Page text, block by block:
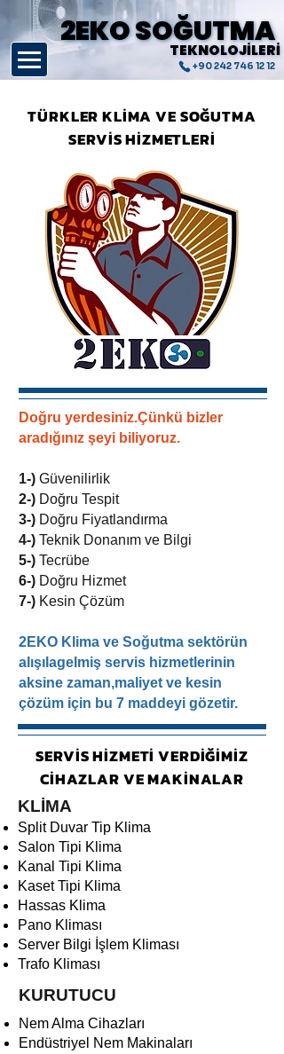
+90 242 746 12 12
2EKO SOĞUTMA
2EKO SOĞUTMA
TEKNOLOJİLERİ
TEKNOLOJİLERİ
TÜRKLER KLİMA VE SOĞUTMA
SERVİS HİZMETLERİ
Doğru yerdesiniz.Çünkü bizler
aradığınız şeyi biliyoruz.
1-) Güvenilirlik
2-) Doğru Tespit
3-) Doğru Fiyatlandırma
4-) Teknik Donanım ve Bilgi
5-) Tecrübe
6-) Doğru Hizmet
7-) Kesin Çözüm
2EKO Klima ve Soğutma sektörün
alışılagelmiş servis hizmetlerinin
aksine zaman,maliyet ve kesin
çözüm için bu 7 maddeyi gözetir.
SERVİS HİZMETİ VERDİĞİMİZ
CİHAZLAR VE MAKİNALAR
KLİMA
Split Duvar Tip Klima
Salon Tipi Klima
Kanal Tipi Klima
Kaset Tipi Klima
Hassas Klima
Pano Kliması
Server Bilgi İşlem Kliması
Trafo Kliması
KURUTUCU
Nem Alma Cihazları
Endüstriyel Nem Makinaları